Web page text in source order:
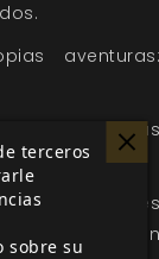
con
dura con
te
terceros
sobre su